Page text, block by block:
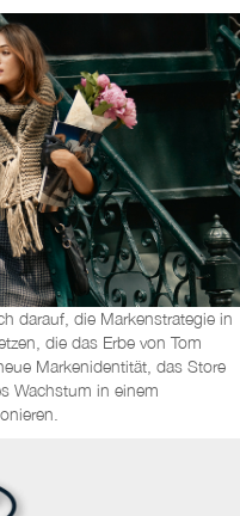
darauf, die Markenstrategie in
die das Erbe von Tom
Markenidentität, das Store
Wachstum in einem